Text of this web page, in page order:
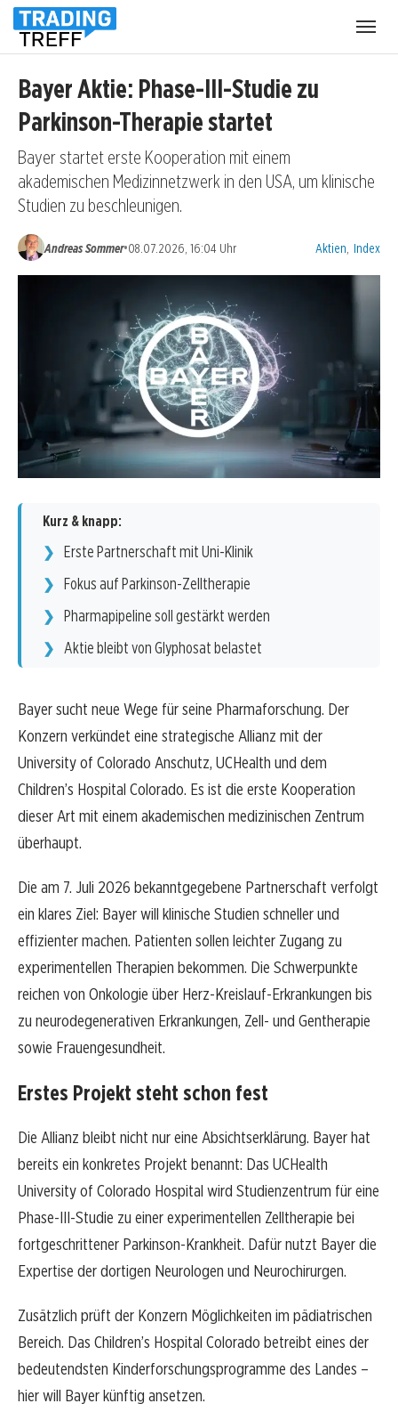
Bayer Aktie: Phase-III-Studie zu
Parkinson-Therapie startet
Bayer startet erste Kooperation mit einem
akademischen Medizinnetzwerk in den USA, um klinische
Studien zu beschleunigen.
Andreas Sommer•08.07.2026, 16:04 Uhr Kategorien:
Aktien Index
Kurz & knapp:
Erste Partnerschaft mit Uni-Klinik
Fokus auf Parkinson-Zelltherapie
Pharmapipeline soll gestärkt werden
Aktie bleibt von Glyphosat belastet
Bayer sucht neue Wege für seine Pharmaforschung. Der
Konzern verkündet eine strategische Allianz mit der
University of Colorado Anschutz, UCHealth und dem
Children’s Hospital Colorado. Es ist die erste Kooperation
dieser Art mit einem akademischen medizinischen Zentrum
überhaupt.
Die am 7. Juli 2026 bekanntgegebene Partnerschaft verfolgt
ein klares Ziel: Bayer will klinische Studien schneller und
effizienter machen. Patienten sollen leichter Zugang zu
experimentellen Therapien bekommen. Die Schwerpunkte
reichen von Onkologie über Herz-Kreislauf-Erkrankungen bis
zu neurodegenerativen Erkrankungen, Zell- und Gentherapie
sowie Frauengesundheit.
Erstes Projekt steht schon fest
Die Allianz bleibt nicht nur eine Absichtserklärung. Bayer hat
bereits ein konkretes Projekt benannt: Das UCHealth
University of Colorado Hospital wird Studienzentrum für eine
Phase-III-Studie zu einer experimentellen Zelltherapie bei
fortgeschrittener Parkinson-Krankheit. Dafür nutzt Bayer die
Expertise der dortigen Neurologen und Neurochirurgen.
Zusätzlich prüft der Konzern Möglichkeiten im pädiatrischen
Bereich. Das Children’s Hospital Colorado betreibt eines der
bedeutendsten Kinderforschungsprogramme des Landes –
hier will Bayer künftig ansetzen.